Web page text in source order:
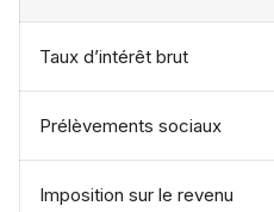
Taux d’intérêt brut
Prélèvements sociaux
Imposition sur le revenu